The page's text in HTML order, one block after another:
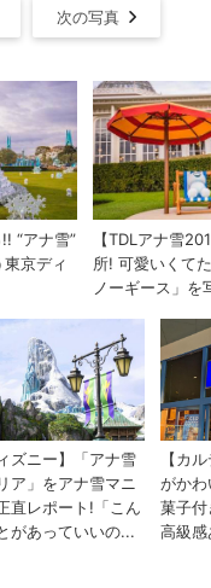
次の写真